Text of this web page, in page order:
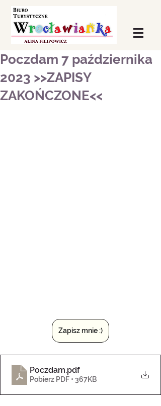
Poczdam 7 października
2023 >>ZAPISY
ZAKOŃCZONE<<
Zapisz mnie :)
Poczdam.pdf
Pobierz PDF • 367KB